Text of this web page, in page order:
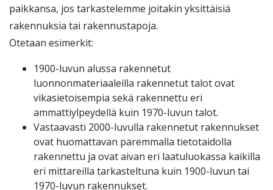
paikkansa, jos tarkastelemme joitakin yksittäisiä
rakennuksia tai rakennustapoja.
Otetaan esimerkit:
1900-luvun alussa rakennetut
luonnonmateriaaleilla rakennetut talot ovat
vikasietoisempia sekä rakennettu eri
ammattiylpeydellä kuin 1970-luvun talot.
Vastaavasti 2000-luvulla rakennetut rakennukset
ovat huomattavan paremmalla tietotaidolla
rakennettu ja ovat aivan eri laatuluokassa kaikilla
eri mittareilla tarkasteltuna kuin 1900-luvun tai
1970-luvun rakennukset.